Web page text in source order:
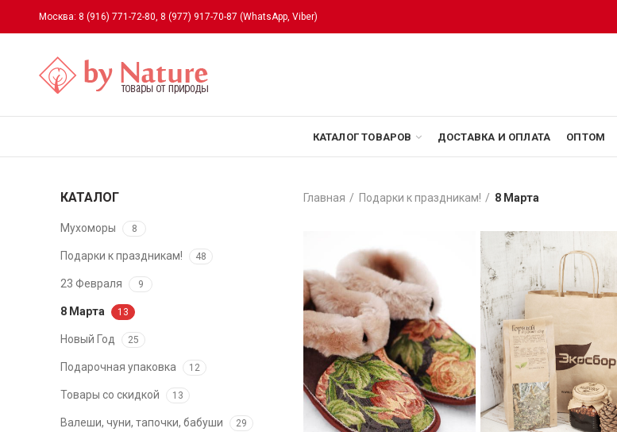
Москва: 8 (916) 771-72-80, 8 (977) 917-70-87 (WhatsApp, Viber)
КАТАЛОГ ТОВАРОВ ДОСТАВКА И ОПЛАТА ОПТОМ
Главная Подарки к праздникам! 8 Марта
КАТАЛОГ
Мухоморы 8
Подарки к праздникам! 48
23 Февраля 9
8 Марта 13
Новый Год 25
Подарочная упаковка 12
Товары со скидкой 13
Валеши, чуни, тапочки, бабуши 29